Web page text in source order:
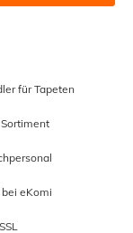
für Tapeten
eKomi